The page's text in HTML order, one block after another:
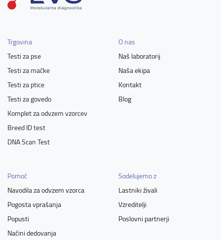
Trgovina
Testi za pse
Testi za mačke
Testi za ptice
Testi za govedo
Komplet za odvzem vzorcev
Breed ID test
DNA Scan Test
O nas
Naš laboratorij
Naša ekipa
Kontakt
Blog
Pomoč
Navodila za odvzem vzorca
Pogosta vprašanja
Popusti
Načini dedovanja
Sodelujemo z
Lastniki živali
Vzreditelji
Poslovni partnerji